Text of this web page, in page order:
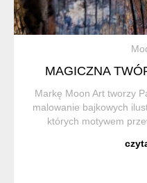
MAGICZNA
Markę Moon Art tworzy
malowanie bajkowych
których motywem